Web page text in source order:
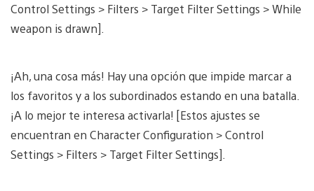
Control Settings > Filters > Target Filter Settings > While
weapon is drawn].
¡Ah, una cosa más! Hay una opción que impide marcar a
los favoritos y a los subordinados estando en una batalla.
¡A lo mejor te interesa activarla! [Estos ajustes se
encuentran en Character Configuration > Control
Settings > Filters > Target Filter Settings].